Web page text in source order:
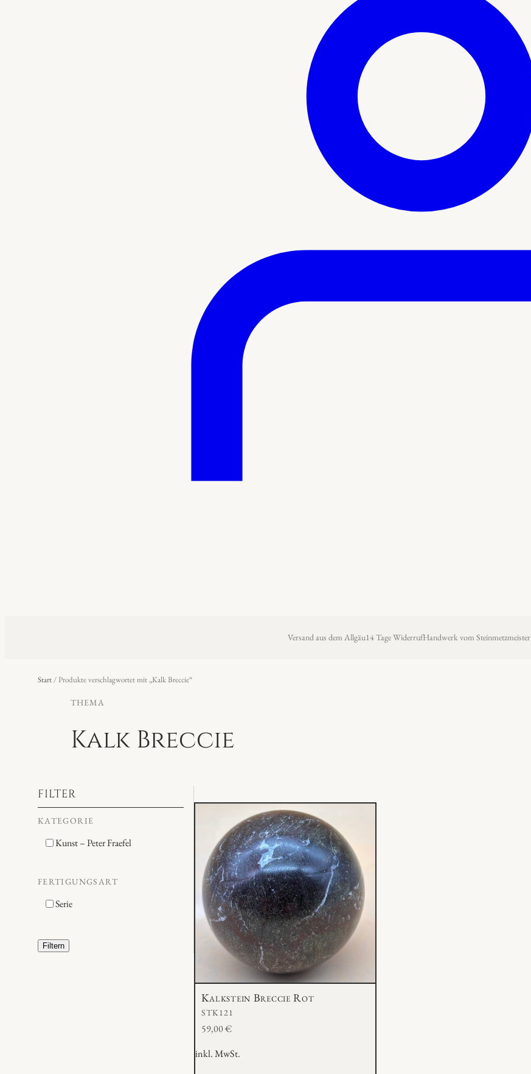
Versand aus dem Allgäu14 Tage WiderrufHandwerk vom Steinmetzmeister
Start/ Produkte verschlagwortet mit „Kalk Breccie“
THEMA
Kalk Breccie
FILTER
KATEGORIE
Kunst – Peter Fraefel
FERTIGUNGSART
Serie
Filtern
Kalkstein Breccie Rot
STK121
59,00€
inkl. MwSt.